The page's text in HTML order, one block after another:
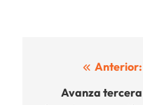
Navegación
Anterior:
Avanza tercera